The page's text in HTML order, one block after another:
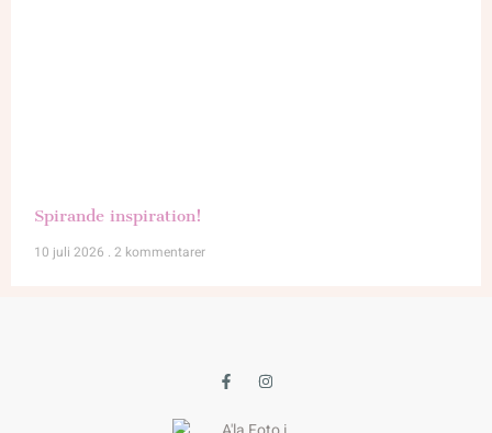
Spirande inspiration!
10 juli 2026 2 kommentarer